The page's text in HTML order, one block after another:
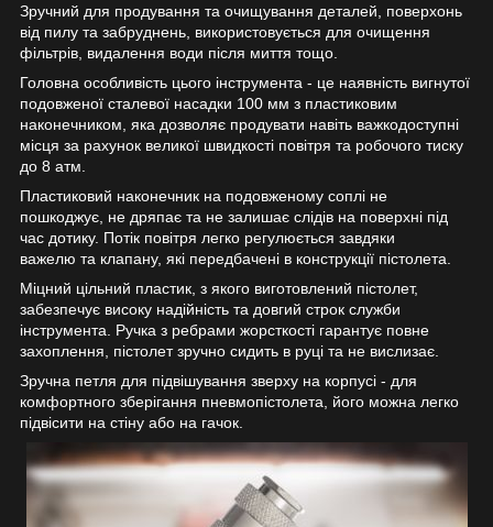
Зручний для продування та очищування деталей, поверхонь
від пилу та забруднень, використовується для очищення
фільтрів, видалення води після миття тощо.
Головна особливість цього інструмента - це наявність вигнутої
подовженої сталевої насадки 100 мм з пластиковим
наконечником, яка дозволяє продувати навіть важкодоступні
місця за рахунок великої швидкості повітря та робочого тиску
до 8 атм.
Пластиковий наконечник на подовженому соплі не
пошкоджує, не дряпає та не залишає слідів на поверхні під
час дотику. Потік повітря легко регулюється завдяки
важелю та клапану, які передбачені в конструкції пістолета.
Міцний цільний пластик, з якого виготовлений пістолет,
забезпечує високу надійність та довгий строк служби
інструмента. Ручка з ребрами жорсткості гарантує повне
захоплення, пістолет зручно сидить в руці та не вислизає.
Зручна петля для підвішування зверху на корпусі - для
комфортного зберігання пневмопістолета, його можна легко
підвісити на стіну або на гачок.